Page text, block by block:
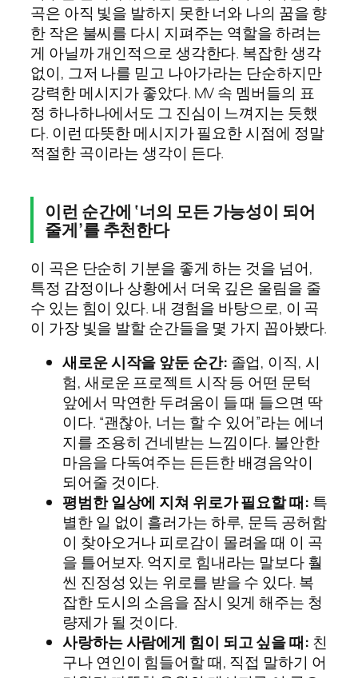
곡은 아직 빛을 발하지 못한 너와 나의 꿈을 향
한 작은 불씨를 다시 지펴주는 역할을 하려는
게 아닐까 개인적으로 생각한다. 복잡한 생각
없이, 그저 나를 믿고 나아가라는 단순하지만
강력한 메시지가 좋았다. MV 속 멤버들의 표
정 하나하나에서도 그 진심이 느껴지는 듯했
다. 이런 따뜻한 메시지가 필요한 시점에 정말
적절한 곡이라는 생각이 든다.
이런 순간에 ‘너의 모든 가능성이 되어
줄게’를 추천한다
이 곡은 단순히 기분을 좋게 하는 것을 넘어,
특정 감정이나 상황에서 더욱 깊은 울림을 줄
수 있는 힘이 있다. 내 경험을 바탕으로, 이 곡
이 가장 빛을 발할 순간들을 몇 가지 꼽아봤다.
새로운 시작을 앞둔 순간: 졸업, 이직, 시
험, 새로운 프로젝트 시작 등 어떤 문턱
앞에서 막연한 두려움이 들 때 들으면 딱
이다. “괜찮아, 너는 할 수 있어”라는 에너
지를 조용히 건네받는 느낌이다. 불안한
마음을 다독여주는 든든한 배경음악이
되어줄 것이다.
평범한 일상에 지쳐 위로가 필요할 때: 특
별한 일 없이 흘러가는 하루, 문득 공허함
이 찾아오거나 피로감이 몰려올 때 이 곡
을 틀어보자. 억지로 힘내라는 말보다 훨
씬 진정성 있는 위로를 받을 수 있다. 복
잡한 도시의 소음을 잠시 잊게 해주는 청
량제가 될 것이다.
사랑하는 사람에게 힘이 되고 싶을 때: 친
구나 연인이 힘들어할 때, 직접 말하기 어